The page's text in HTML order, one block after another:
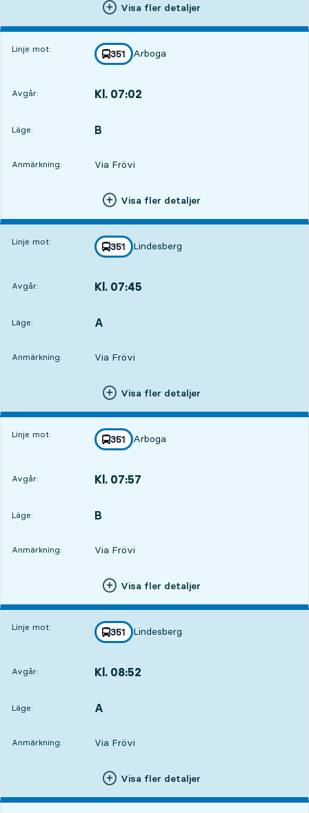
Visa fler detaljer
Linje mot: linje
351
mot
Arboga
,
Avgår: Kl. 07:02
Läge:
LÄGE, B
,
Anmärkning: Via Frövi
Visa fler detaljer
Linje mot: linje
351
mot
Lindesberg
,
Avgår: Kl. 07:45
Läge:
LÄGE, A
,
Anmärkning: Via Frövi
Visa fler detaljer
Linje mot: linje
351
mot
Arboga
,
Avgår: Kl. 07:57
Läge:
LÄGE, B
,
Anmärkning: Via Frövi
Visa fler detaljer
Linje mot: linje
351
mot
Lindesberg
,
Avgår: Kl. 08:52
Läge:
LÄGE, A
,
Anmärkning: Via Frövi
Visa fler detaljer